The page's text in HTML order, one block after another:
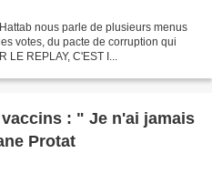
nous parle de plusieurs menus
votes, du pacte de corruption qui
LE REPLAY, C'EST I...
: " Je n'ai jamais
Protat